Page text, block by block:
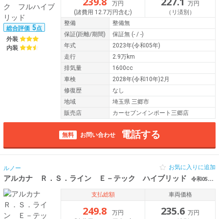
総合評価 5点
外装
内装
万円
(諸費用 12.7万円含む)
万円
（リ済別）
整備
整備無
保証(距離/期間) 保証無 (- / -)
年式
2023年(令和05年)
走行
2.9万km
排気量
1600cc
車検
2028年(令和10年)2月
修復歴
なし
地域
埼玉県 三郷市
販売店
カーセブンインポート三郷店
無料 お問い合わせ 電話する
ルノー
アルカナ Ｒ．Ｓ．ライン Ｅ－テック ハイブリッド 令和05年（2023年） 0.8万km 埼玉県三郷市
お気に入りに追加
支払総額
249.8
万円
車両価格
235.6 万円